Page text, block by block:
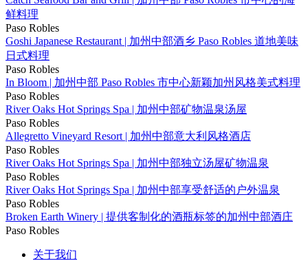
鲜料理
Paso Robles
Goshi Japanese Restaurant | 加州中部酒乡 Paso Robles 道地美味
日式料理
Paso Robles
In Bloom | 加州中部 Paso Robles 市中心新颖加州风格美式料理
Paso Robles
River Oaks Hot Springs Spa | 加州中部矿物温泉汤屋
Paso Robles
Allegretto Vineyard Resort | 加州中部意大利风格酒店
Paso Robles
River Oaks Hot Springs Spa | 加州中部独立汤屋矿物温泉
Paso Robles
River Oaks Hot Springs Spa | 加州中部享受舒适的户外温泉
Paso Robles
Broken Earth Winery | 提供客制化的酒瓶标签的加州中部酒庄
Paso Robles
关于我们